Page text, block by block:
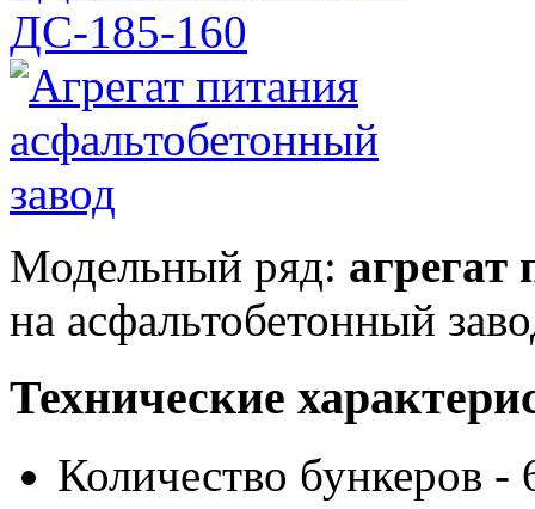
Модельный ряд:
на асфальтобетонный
Технические
Количество бункеров -